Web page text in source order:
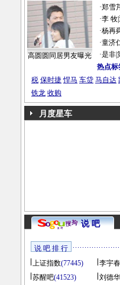
高圆圆同居男友曝光
·郑雪
·李 牧|
·杨再
·童济
·是非|
热点标
税 保时捷 悍马 车贷 马自达
铁龙 收购
月度星车
说 吧
说 吧 排 行
上证指数(77445) 李宇
苏醒吧(41523) 刘德